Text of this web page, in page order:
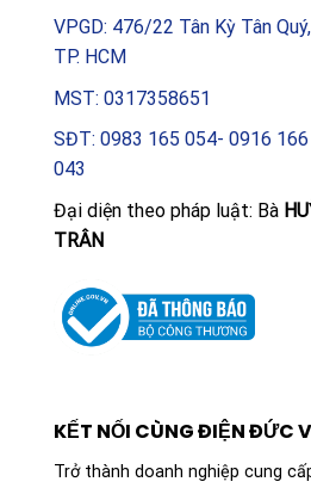
VPGD: 476/22 Tân Kỳ Tân
TP. HCM
MST: 0317358651
SĐT: 0983 165 054- 0916
043
Đại diện theo pháp luật: Bà
TRÂN
KẾT NỐI CÙNG ĐIỆN ĐỨC
Trở thành doanh nghiệp cung